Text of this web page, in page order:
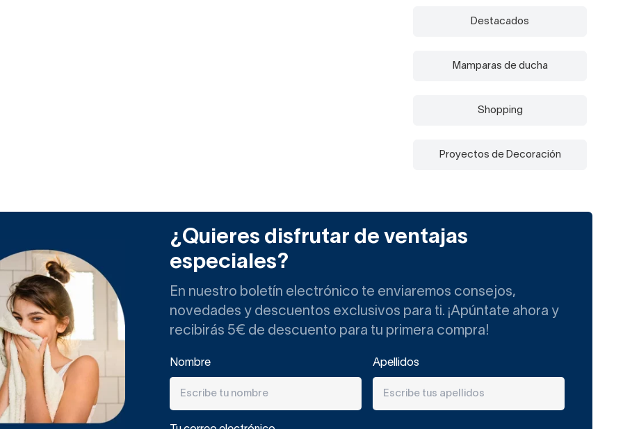
Destacados
Mamparas de ducha
Shopping
Proyectos de Decoración
¿Quieres disfrutar de ventajas
especiales?
En nuestro boletín electrónico te enviaremos consejos,
novedades y descuentos exclusivos para ti. ¡Apúntate ahora y
recibirás 5€ de descuento para tu primera compra!
Nombre Apellidos